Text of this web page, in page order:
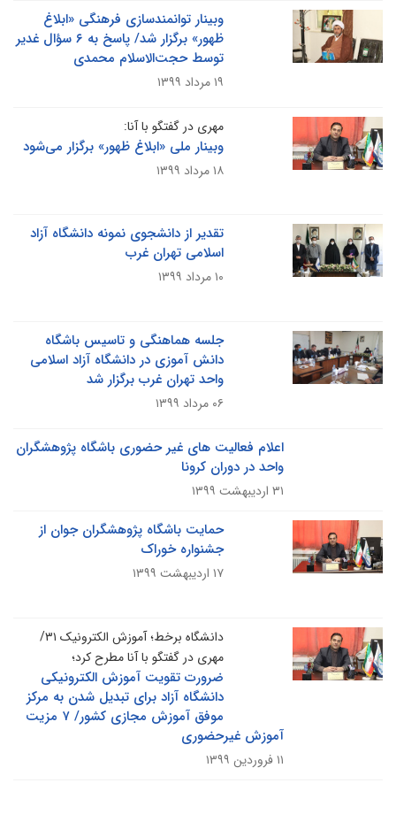
وبینار توانمندسازی فرهنگی «ابلاغ
ظهور» برگزار شد/ پاسخ به ۶ سؤال غدیر
توسط حجت‌الاسلام محمدی
مهری در گفتگو با آنا:
وبینار ملی «ابلاغ ظهور» برگزار می‌شود
تقدیر از دانشجوی نمونه دانشگاه آزاد
اسلامی تهران غرب
جلسه هماهنگی و تاسیس باشگاه
دانش آموزی در دانشگاه آزاد اسلامی
واحد تهران غرب برگزار شد
اعلام فعالیت های غیر حضوری باشگاه پژوهشگران
واحد در دوران کرونا
حمایت باشگاه پژوهشگران جوان از
جشنواره خوراک
دانشگاه برخط؛ آموزش الکترونیک ۳۱/
مهری در گفتگو با آنا مطرح کرد؛
ضرورت تقویت آموزش الکترونیکی
دانشگاه آزاد برای تبدیل شدن به مرکز
موفق آموزش مجازی کشور/ ۷ مزیت
آموزش غیرحضوری